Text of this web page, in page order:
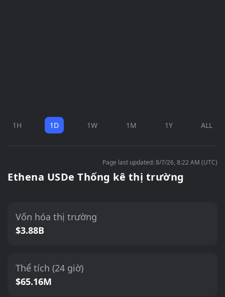
1H 1D 1W 1M 1Y ALL
Page last updated: 8/7/26, 8:22 AM (UTC)
Ethena USDe Thống kê thị trường
Vốn hóa thị trường
$3.88B
Thể tích (24 giờ)
$65.16M